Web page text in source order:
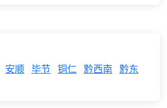
安顺 毕节 铜仁 黔西南 黔东